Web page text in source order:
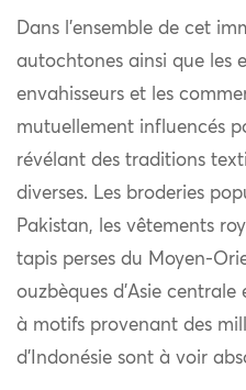
Dans l’ensemble de cet
autochtones ainsi que les
envahisseurs et les
mutuellement influencés
révélant des traditions
diverses. Les broderies
Pakistan, les vêtements
tapis perses du Moyen-
ouzbèques d’Asie
à motifs provenant des
d’Indonésie sont à voir